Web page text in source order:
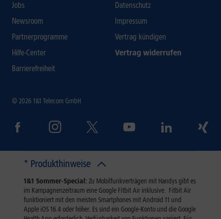
Jobs
Newsroom
Partnerprogramme
Hilfe-Center
Barrierefreiheit
Datenschutz
Impressum
Vertrag kündigen
Vertrag widerrufen
© 2026 1&1 Telecom GmbH